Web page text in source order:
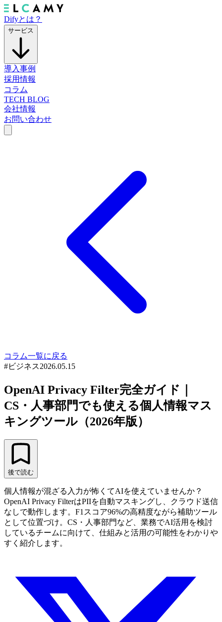
Difyとは？
サービス
導入事例
採用情報
コラム
TECH BLOG
会社情報
お問い合わせ
コラム一覧に戻る
#ビジネス2026.05.15
OpenAI Privacy Filter完全ガイド｜
CS・人事部門でも使える個人情報マス
キングツール（2026年版）
後で読む
個人情報が混ざる入力が怖くてAIを使えていませんか？
OpenAI Privacy FilterはPIIを自動マスキングし、クラウド送信
なしで動作します。F1スコア96%の高精度ながら補助ツール
として位置づけ。CS・人事部門など、業務でAI活用を検討
しているチームに向けて、仕組みと活用の可能性をわかりや
すく紹介します。